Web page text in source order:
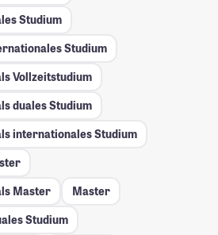
Studium
Studium
Vollzeitstudium
duales Studium
internationales Studium
Master
Master
Studium